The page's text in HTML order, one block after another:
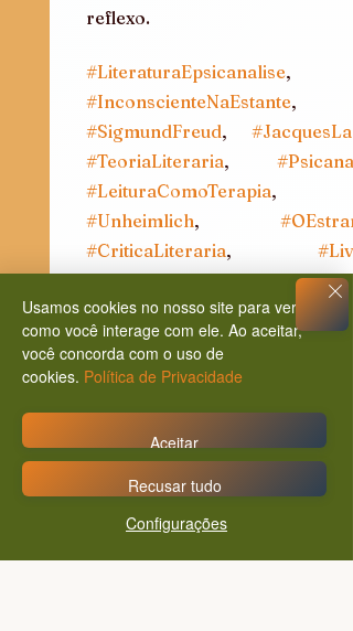
reflexo.
#LiteraturaEpsicanalise
#InconscienteNaEstante
#SigmundFreud,
#TeoriaLiteraria,
#LeituraComoTerapia
#Unheimlich,
#CriticaLiteraria,
#Dostoievski,
#VirginiaWoolf,
#RolandBarthes ,
#Ensaios ,
#PoderesDoHorror ,
#Metamorfose ,
#ComplexoDeEdipo
Usamos cookies no nosso site para ver
como você interage com ele. Ao aceitar,
você concorda com o uso de
cookies. Política de Privacidade
Configurações
Recusar tudo
Aceitar